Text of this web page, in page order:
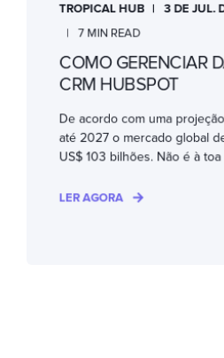
TROPICAL HUB 3 DE JUL.
7 MIN READ
COMO GERENCIAR
CRM HUBSPOT
De acordo com uma
até 2027 o mercado global
US$ 103 bilhões. Não é à toa
LER AGORA